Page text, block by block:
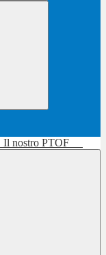
Il nostro PTOF